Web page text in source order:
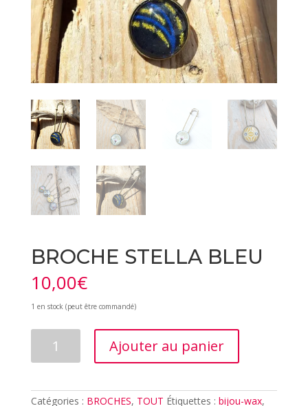
BROCHE STELLA BLEU
10,00€
1 en stock (peut être commandé)
Ajouter au panier
Catégories : BROCHES, TOUT Étiquettes : bijou-wax,